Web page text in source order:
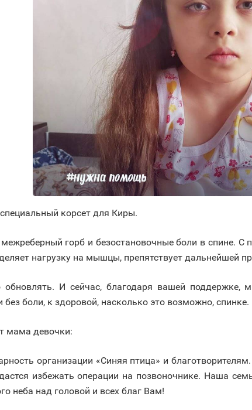
корсет для Киры.
горб и безостановочные боли в спине. С
нагрузку на мышцы, препятствует дальнейшей
обновлять. И сейчас, благодаря вашей
боли, к здоровой, насколько это возможно, спинке.
мама девочки:
организации «Синяя птица» и
избежать операции на позвоночнике. Наша
неба над головой и всех благ Вам!